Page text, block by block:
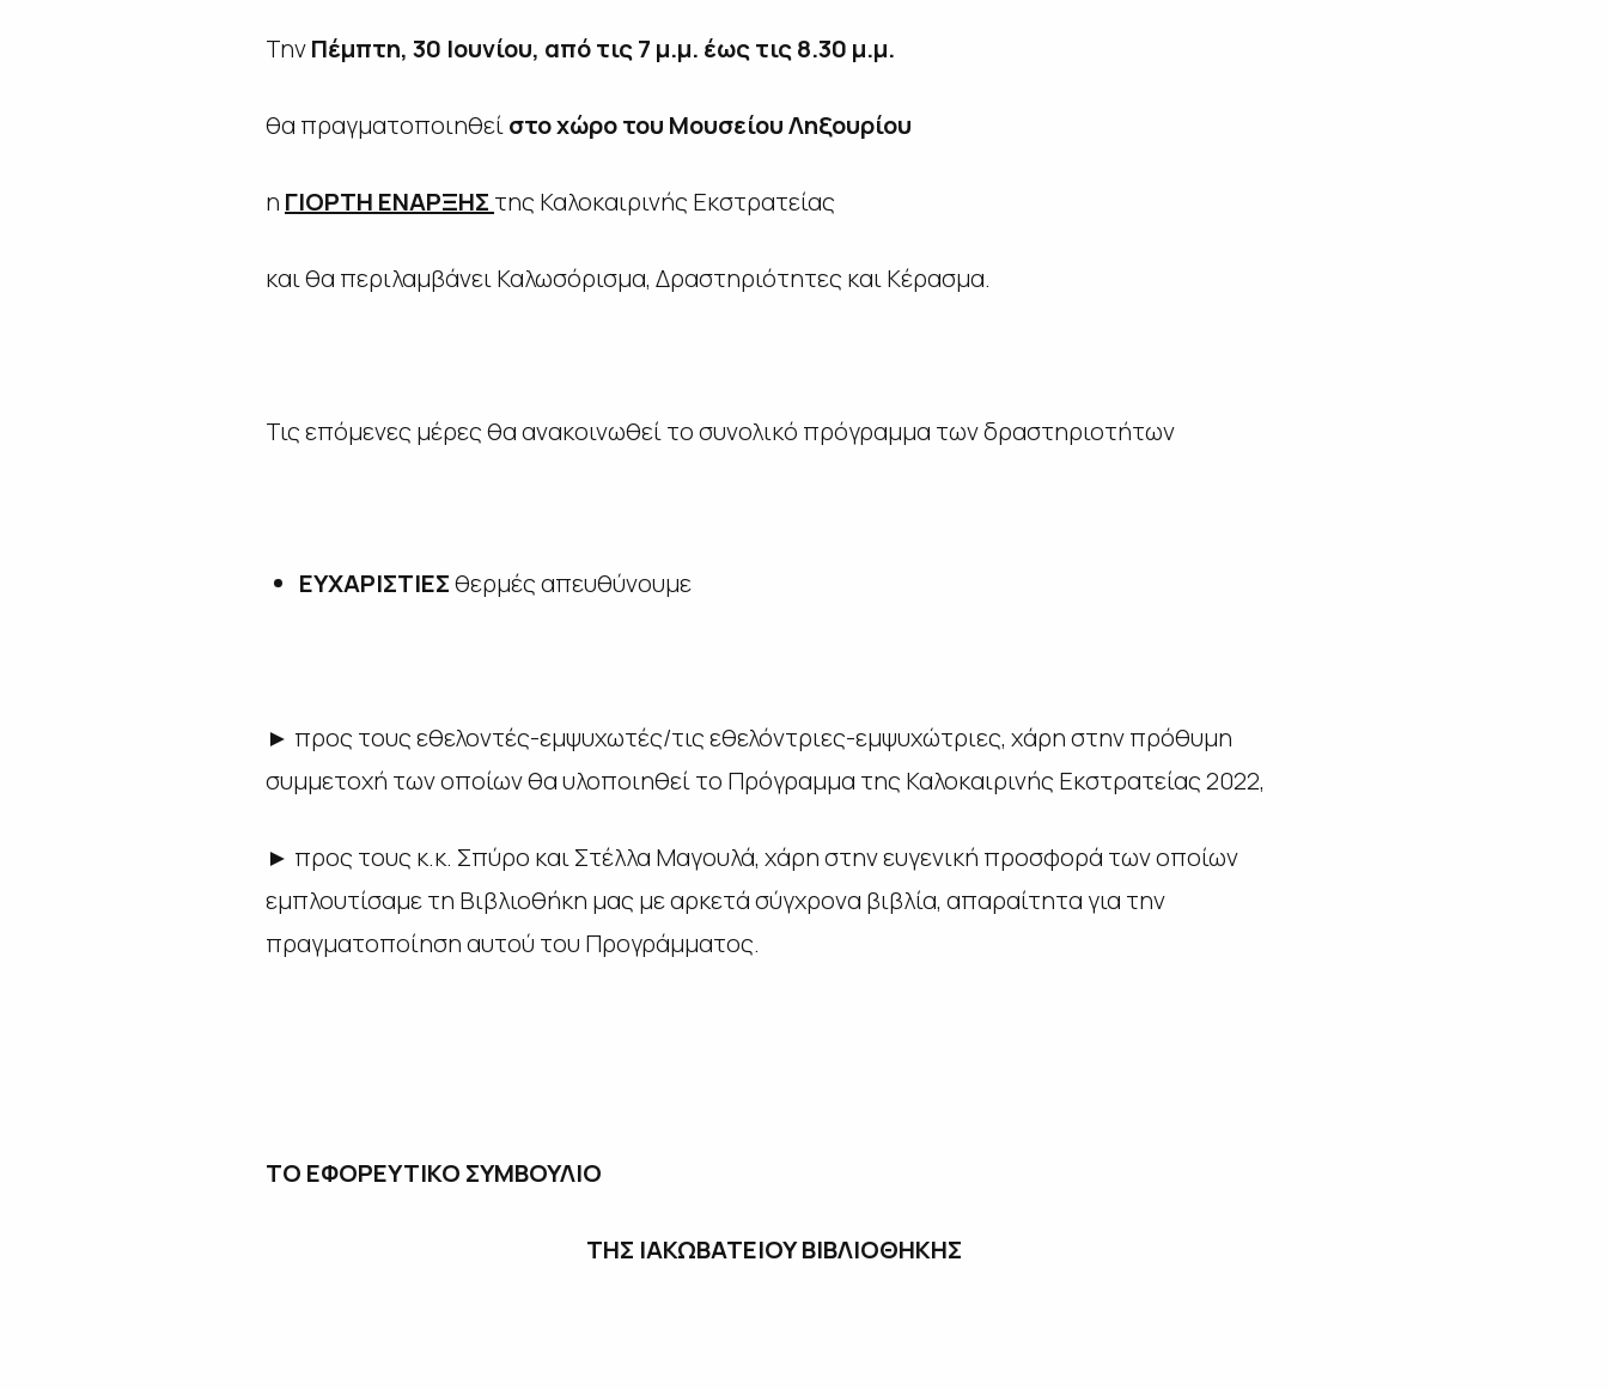
ΤηνΠέμπτη, 30 Ιουνίου, από τις 7 μ.μ. έως τις 8.30 μ.μ.
θα πραγματοποιηθείστο χώρο του Μουσείου Ληξουρίου
η ΓΙΟΡΤΗ ΕΝΑΡΞΗΣ της Καλοκαιρινής Εκστρατείας
και θα περιλαμβάνει Καλωσόρισμα, Δραστηριότητες και Κέρασμα.
Τις επόμενες μέρες θα ανακοινωθεί το συνολικό πρόγραμμα των δραστηριοτήτων
ΕΥΧΑΡΙΣΤΙΕΣθερμές απευθύνουμε
► προς τους εθελοντές-εμψυχωτές/τις εθελόντριες-εμψυχώτριες, χάρη στην πρόθυμη
συμμετοχή των οποίων θα υλοποιηθεί το Πρόγραμμα της Καλοκαιρινής Εκστρατείας 2022,
► προς τους κ.κ. Σπύρο και Στέλλα Μαγουλά, χάρη στην ευγενική προσφορά των οποίων
εμπλουτίσαμε τη Βιβλιοθήκη μας με αρκετά σύγχρονα βιβλία, απαραίτητα για την
πραγματοποίηση αυτού του Προγράμματος.
ΤΟ ΕΦΟΡΕΥΤΙΚΟ ΣΥΜΒΟΥΛΙΟ
ΤΗΣ ΙΑΚΩΒΑΤΕΙΟΥ ΒΙΒΛΙΟΘΗΚΗΣ